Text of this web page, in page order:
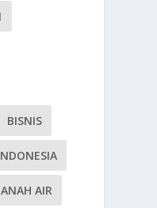
BISNIS
AIR